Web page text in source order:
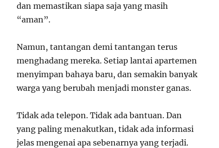
dan memastikan siapa saja yang masih
“aman”.
Namun, tantangan demi tantangan terus
menghadang mereka. Setiap lantai apartemen
menyimpan bahaya baru, dan semakin banyak
warga yang berubah menjadi monster ganas.
Tidak ada telepon. Tidak ada bantuan. Dan
yang paling menakutkan, tidak ada informasi
jelas mengenai apa sebenarnya yang terjadi.